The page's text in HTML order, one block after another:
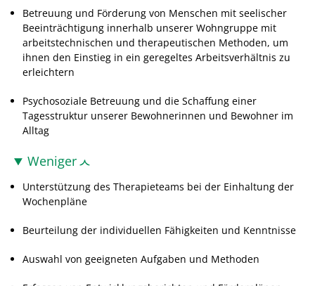
Betreuung und Förderung von Menschen mit seelischer
Beeinträchtigung innerhalb unserer Wohngruppe mit
arbeitstechnischen und therapeutischen Methoden, um
ihnen den Einstieg in ein geregeltes Arbeitsverhältnis zu
erleichtern
Psychosoziale Betreuung und die Schaffung einer
Tagesstruktur unserer Bewohnerinnen und Bewohner im
Alltag
Weniger
Unterstützung des Therapieteams bei der Einhaltung der
Wochenpläne
Beurteilung der individuellen Fähigkeiten und Kenntnisse
Auswahl von geeigneten Aufgaben und Methoden